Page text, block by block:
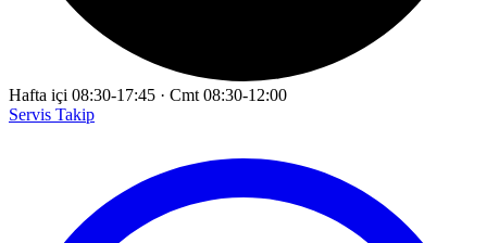
Hafta içi 08:30-17:45 · Cmt 08:30-12:00
Servis Takip